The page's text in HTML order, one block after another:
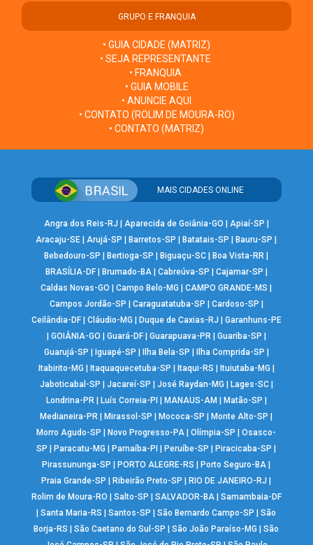
GRUPO E FRANQUIA
• GUIA CIDADE (MATRIZ)
• SEJA REPRESENTANTE
• FRANQUIA
• GUIA MOBILE
• ANUNCIE AQUI
• CONTATO (ROLIM DE MOURA-RO)
• CONTATO (MATRIZ)
MAIS CIDADES ONLINE
Angra dos Reis-RJ Aparecida de Goiânia-GO Apiaí-SP
Aracaju-SE |Arujá-SP Barretos-SP Batatais-SP Bauru-SP
Bebedouro-SP
Bertioga-SP Biguaçu-SC Boa Vista-RR
BRASÍLIA-DF| Brumado-BA| Cabreúva-SP Cajamar-SP
Caldas Novas-GO
|Campo Belo-MG |CAMPO GRANDE-MS
Campos Jordão-SP
Caraguatatuba-SP Cardoso-SP
Ceilândia-DF| Cláudio-MG Duque de Caxias-RJ
Garanhuns-PE
GOIÂNIA-GO Guará-DF| Guarapuava-PR| Guariba-SP
Guarujá-SP
Iguapé-SP Ilha Bela-SP Ilha Comprida-SP
Itabirito-MG
Itaquaquecetuba-SP Itaqui-RS Ituiutaba-MG
Jaboticabal-SP
Jacareí-SP José Raydan-MG Lages-SC|
Londrina-PR| Luís Correia-PI MANAUS-AM Matão-SP
Medianeira-PR
Mirassol-SP Mococa-SP Monte Alto-SP
Morro Agudo-SP
Novo Progresso-PA |Olímpia-SP |Osasco-
SP
Paracatu-MG Parnaíba-PI Peruíbe-SP Piracicaba-SP
Pirassununga-SP
PORTO ALEGRE-RS Porto Seguro-BA
Praia Grande-SP
Ribeirão Preto-SP RIO DE JANEIRO-RJ
Rolim de Moura-RO
Salto-SP SALVADOR-BA| Samambaia-DF
|Santa Maria-RS |Santos-SP |São Bernardo Campo-SP |São
Borja-RS
|São Caetano do Sul-SP |São João Paraíso-MG |São